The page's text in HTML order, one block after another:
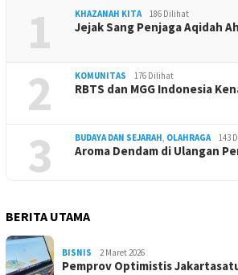
1 KHAZANAH KITA 186 Dilihat
Jejak Sang Penjaga Aqidah
2 KOMUNITAS 176 Dilihat
RBTS dan MGG Indonesia
3 BUDAYA DAN SEJARAH, OLAHRAGA 143
Aroma Dendam di Ulangan
BERITA UTAMA
BISNIS 2 Maret 2026
Pemprov Optimistis